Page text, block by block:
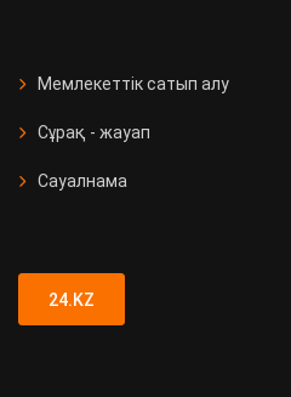
Мемлекеттік сатып алу
Сұрақ - жауап
Сауалнама
24.KZ